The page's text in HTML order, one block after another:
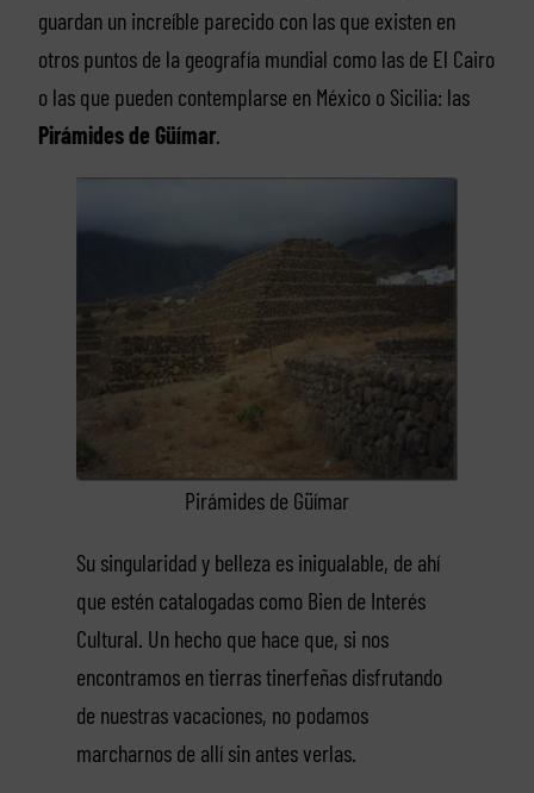
guardan un increíble parecido con las que existen en
otros puntos de la geografía mundial como las de El Cairo
o las que pueden contemplarse en México o Sicilia: las
Pirámides de Güímar.
Pirámides de Güímar
Su singularidad y belleza es inigualable, de ahí
que estén catalogadas como Bien de Interés
Cultural. Un hecho que hace que, si nos
encontramos en tierras tinerfeñas disfrutando
de nuestras vacaciones, no podamos
marcharnos de allí sin antes verlas.